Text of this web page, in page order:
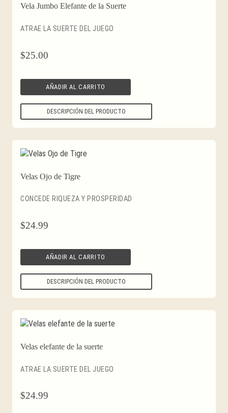
Vela Jumbo Elefante de la Suerte
ATRAE LA SUERTE DEL JUEGO
$25.00
AÑADIR AL CARRITO
DESCRIPCIÓN DEL PRODUCTO
Velas Ojo de Tigre
CONCEDE RIQUEZA Y PROSPERIDAD
$24.99
AÑADIR AL CARRITO
DESCRIPCIÓN DEL PRODUCTO
Velas elefante de la suerte
ATRAE LA SUERTE DEL JUEGO
$24.99